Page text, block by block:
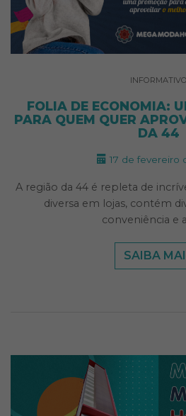
INFORMATIVO
FOLIA DE ECONOMIA:
PARA QUEM QUER
DA 44
17 de fevereiro
A região da 44 é repleta de
diversa em lojas, contém
conveniência e
SAIBA